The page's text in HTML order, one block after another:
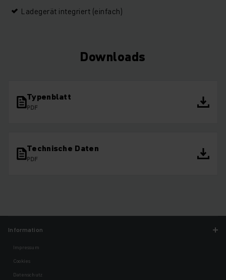
Ladegerät integriert (einfach)
Downloads
Typenblatt
PDF
Technische Daten
PDF
Information
Impressum
Cookies
Datenschutz